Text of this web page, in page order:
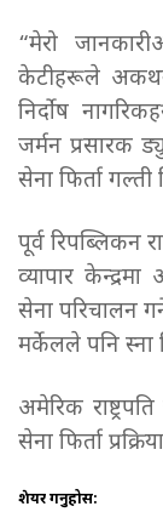
“मेरो
केटीहरूले
निर्दोष
जर्मन प्रसारक
सेना फिर्ता गल्ती
पूर्व रिपब्लिकन
व्यापार
सेना परिचालन
मर्केलले पनि स्ना
अमेरिक
सेना फिर्ता
शेयर गर्नुहोस: